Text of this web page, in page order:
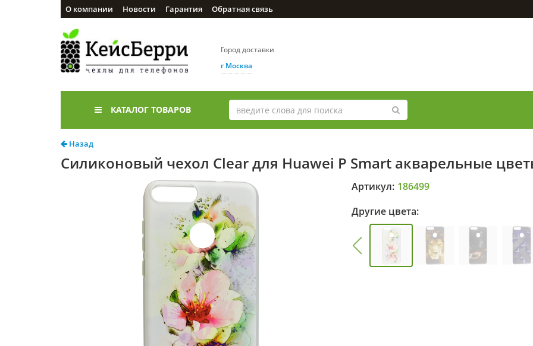
О компании Новости Гарантия Обратная связь
Город доставки
г Москва
КАТАЛОГ ТОВАРОВ
Назад
Силиконовый чехол Clear для Huawei P Smart акварельные
Артикул: 186499
Другие цвета: